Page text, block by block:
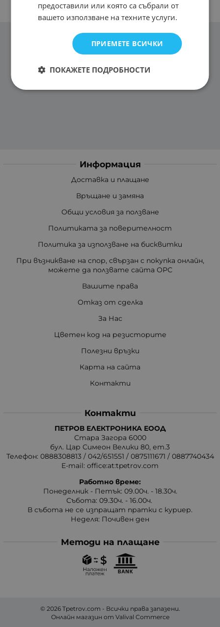
Информация
Доставка и плащане
Връщане и замяна
Общи условия за ползване
Политиката за поверителност
Политика за използване на бисквитки
При възникване на спор, свързан с покупка онлайн,
можете да ползвате сайта ОРС
Вашите права
Отказ от сделка
За Нас
Цветен код на резисторите
Полезни връзки
Карта на сайта
Контакти
Контакти
ПЕТРОВ ЕЛЕКТРОНИКА ЕООД
Стара Загора 6000
бул. Цар Симеон Велики 80, ет.3
Телефон: 0888308813 / 042/651551 / 0875111671 / 0887740434
E-mail: office:at:tpetrov.com
Работно време:
Понеделник - Петък: 09.00ч. - 18.30ч.
Събота: 09.30ч. - 16.00ч.
В събота не се изпращат пратки с куриер.
Неделя: Почивен ден
Методи на плащане
© 2026 Tpetrov.com - Всички права запазени.
Онлайн магазин от Valival Commerce
предоставили или която са събрали от
вашето използване на техните услуги.
ПРИЕМЕТЕ ВСИЧКИ
ПОКАЖЕТЕ ПОДРОБНОСТИ